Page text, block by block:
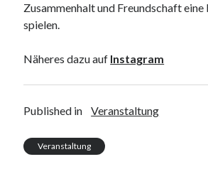
Zusammenhalt und Freundschaft eine
spielen.
Näheres dazu auf Instagram
Published in Veranstaltung
Veranstaltung